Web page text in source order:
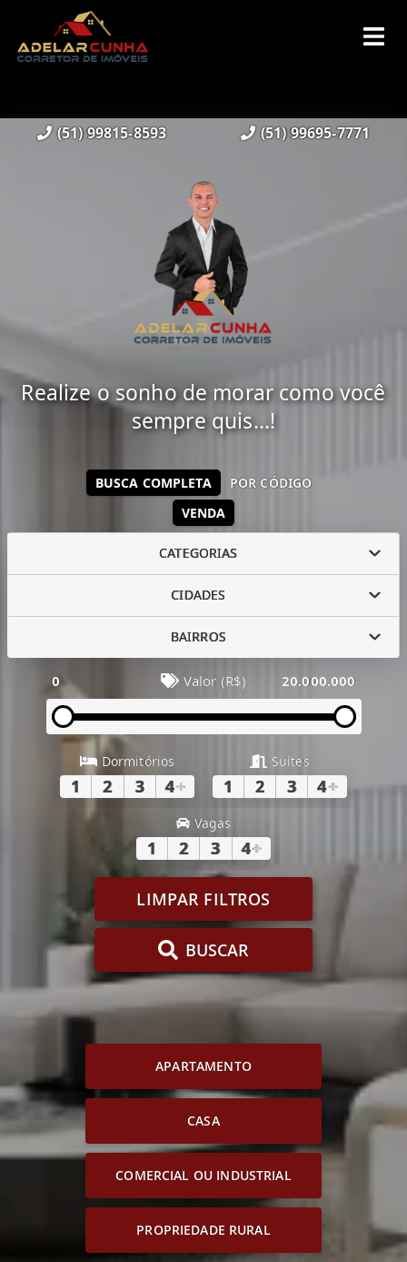
(51) 99815-8593 (51) 99695-7771
Realize o sonho de morar como você
sempre quis...!
VENDA
BUSCA COMPLETA POR CÓDIGO
CATEGORIAS
CIDADES
BAIRROS
0 Valor (R$) 20.000.000
Dormitórios
1 2 3 4+
Suítes
1 2 3 4+
Vagas
1 2 3 4+
LIMPAR FILTROS
BUSCAR
APARTAMENTO
CASA
COMERCIAL OU INDUSTRIAL
PROPRIEDADE RURAL